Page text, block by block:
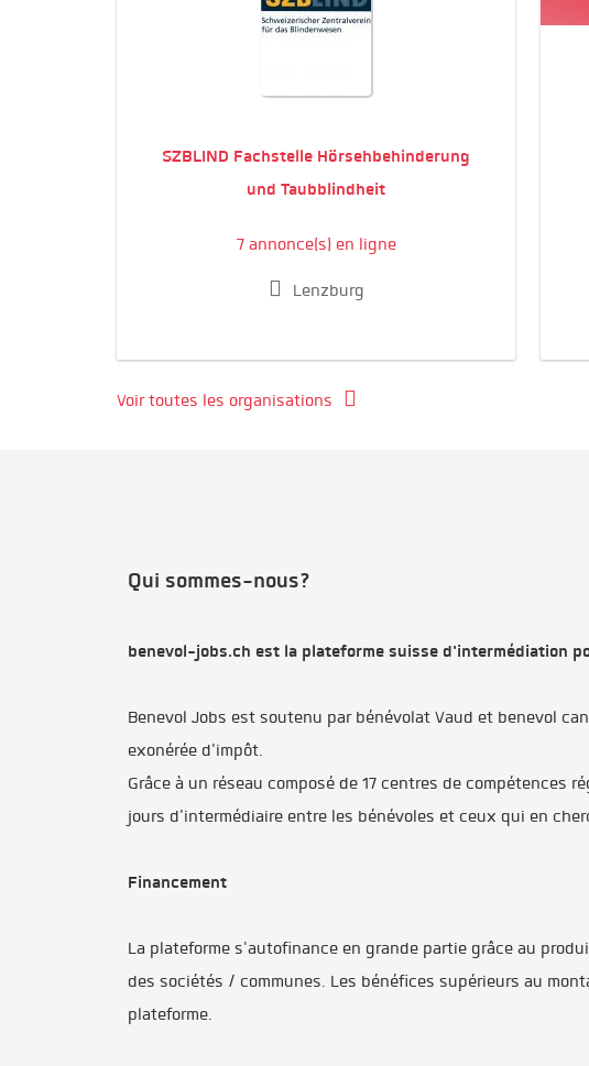
SZBLIND Fachstelle Hörsehbehinderung
und Taubblindheit
7 annonce(s) en ligne
Lenzburg
Voir toutes les organisations
Qui sommes-nous?
benevol-jobs.ch est la plateforme suisse d'intermédiation
Benevol Jobs est soutenu par bénévolat Vaud et benevol
exonérée d'impôt.
Grâce à un réseau composé de 17 centres de
jours d'intermédiaire entre les bénévoles et ceux qui en
Financement
La plateforme s'autofinance en grande partie grâce au
des sociétés / communes. Les bénéfices supérieurs au
plateforme.